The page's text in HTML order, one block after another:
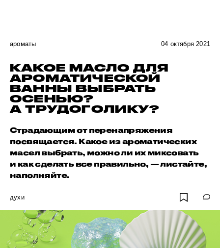
ароматы 04 октября 2021
КАКОЕ МАСЛО ДЛЯ
АРОМАТИЧЕСКОЙ
ВАННЫ ВЫБРАТЬ
ОСЕНЬЮ?
А ТРУДОГОЛИКУ?
Страдающим от перенапряжения
посвящается. Какое из ароматических
масел выбрать, можно ли их миксовать
и как сделать все правильно, — листайте,
наполняйте.
духи